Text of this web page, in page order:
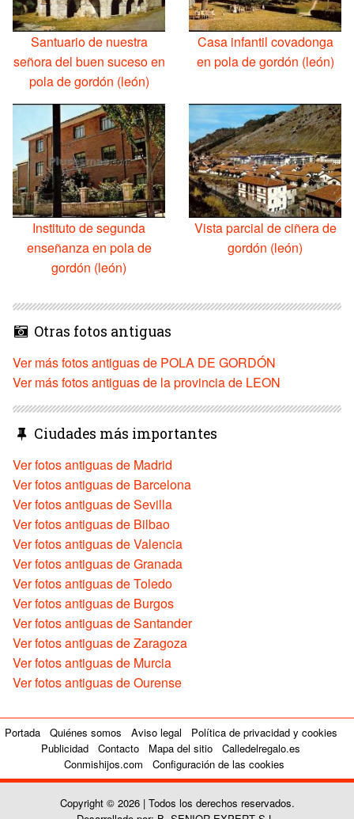
Santuario de nuestra
señora del buen suceso en
pola de gordón (león)
Casa infantil covadonga
en pola de gordón (león)
Instituto de segunda
enseñanza en pola de
gordón (león)
Vista parcial de ciñera de
gordón (león)
Otras fotos antiguas
Ver más fotos antiguas de POLA DE GORDÓN
Ver más fotos antiguas de la provincia de LEON
Ciudades más importantes
Ver fotos antiguas de Madrid
Ver fotos antiguas de Barcelona
Ver fotos antiguas de Sevilla
Ver fotos antiguas de Bilbao
Ver fotos antiguas de Valencia
Ver fotos antiguas de Granada
Ver fotos antiguas de Toledo
Ver fotos antiguas de Burgos
Ver fotos antiguas de Santander
Ver fotos antiguas de Zaragoza
Ver fotos antiguas de Murcia
Ver fotos antiguas de Ourense
Portada Quiénes somos Aviso legal
Política de privacidad y cookies
Publicidad
Contacto Mapa del sitio
Calledelregalo.es
Conmishijos.com
Configuración de las cookies
Copyright © 2026 | Todos los derechos reservados.